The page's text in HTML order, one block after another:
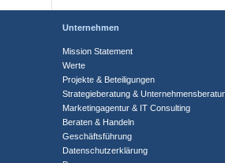
Unternehmen
Mission Statement
Werte
Projekte & Beteiligungen
Strategieberatung &
Marketingagentur & IT Consulting
Beraten & Handeln
Geschäftsführung
Datenschutzerklärung